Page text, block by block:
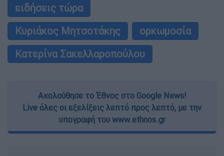
ειδήσεις τώρα
Κυριάκος Μητσοτάκης
ορκωμοσία
Κατερίνα Σακελλαροπούλου
Ακολούθησε το Έθνος στο Google News!
Live όλες οι εξελίξεις λεπτό προς λεπτό, με την
υπογραφή του www.ethnos.gr